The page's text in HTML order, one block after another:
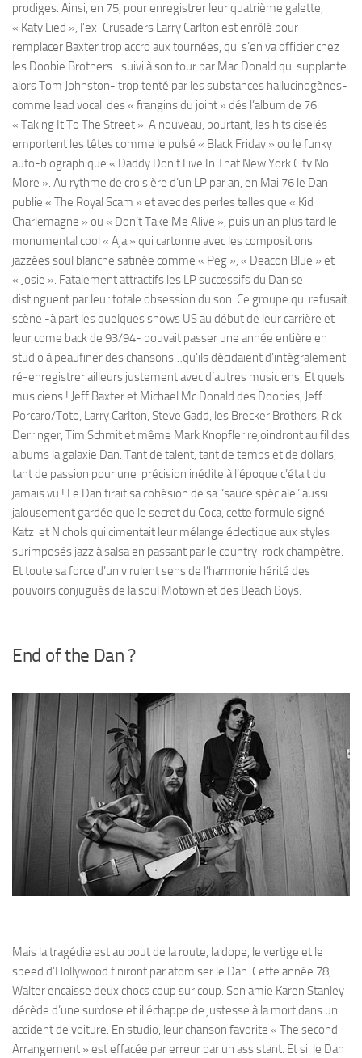
prodiges. Ainsi, en 75, pour enregistrer leur quatrième galette,
« Katy Lied », l’ex-Crusaders Larry Carlton est enrôlé pour
remplacer Baxter trop accro aux tournées, qui s’en va officier chez
les Doobie Brothers…suivi à son tour par Mac Donald qui supplante
alors Tom Johnston- trop tenté par les substances hallucinogènes-
comme lead vocal des « frangins du joint » dés l’album de 76
« Taking It To The Street ». A nouveau, pourtant, les hits ciselés
emportent les têtes comme le pulsé « Black Friday » ou le funky
auto-biographique « Daddy Don’t Live In That New York City No
More ». Au rythme de croisière d’un LP par an, en Mai 76 le Dan
publie « The Royal Scam » et avec des perles telles que « Kid
Charlemagne » ou « Don’t Take Me Alive », puis un an plus tard le
monumental cool « Aja » qui cartonne avec les compositions
jazzées soul blanche satinée comme « Peg », « Deacon Blue » et
« Josie ». Fatalement attractifs les LP successifs du Dan se
distinguent par leur totale obsession du son. Ce groupe qui refusait
scène -à part les quelques shows US au début de leur carrière et
leur come back de 93/94- pouvait passer une année entière en
studio à peaufiner des chansons…qu’ils décidaient d’intégralement
ré-enregistrer ailleurs justement avec d’autres musiciens. Et quels
musiciens ! Jeff Baxter et Michael Mc Donald des Doobies, Jeff
Porcaro/Toto, Larry Carlton, Steve Gadd, les Brecker Brothers, Rick
Derringer, Tim Schmit et même Mark Knopfler rejoindront au fil des
albums la galaxie Dan. Tant de talent, tant de temps et de dollars,
tant de passion pour une précision inédite à l’époque c’était du
jamais vu ! Le Dan tirait sa cohésion de sa “sauce spéciale” aussi
jalousement gardée que le secret du Coca, cette formule signé
Katz et Nichols qui cimentait leur mélange éclectique aux styles
surimposés jazz à salsa en passant par le country-rock champêtre.
Et toute sa force d’un virulent sens de l’harmonie hérité des
pouvoirs conjugués de la soul Motown et des Beach Boys.
End of the Dan ?
Mais la tragédie est au bout de la route, la dope, le vertige et le
speed d’Hollywood finiront par atomiser le Dan. Cette année 78,
Walter encaisse deux chocs coup sur coup. Son amie Karen Stanley
décède d’une surdose et il échappe de justesse à la mort dans un
accident de voiture. En studio, leur chanson favorite « The second
Arrangement » est effacée par erreur par un assistant. Et si le Dan